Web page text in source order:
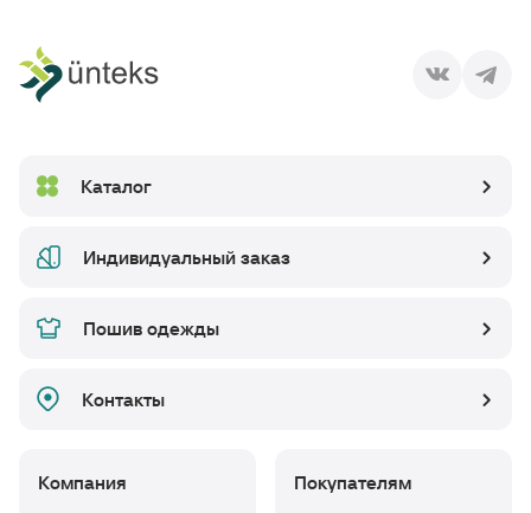
Каталог
Индивидуальный заказ
Пошив одежды
Контакты
Компания Покупателям